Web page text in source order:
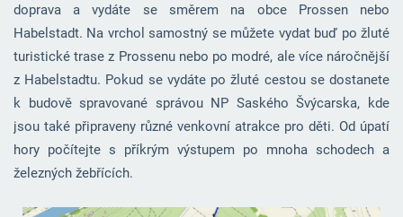
doprava a vydáte se směrem na obce Prossen nebo
Habelstadt. Na vrchol samostný se můžete vydat buď po žluté
turistické trase z Prossenu nebo po modré, ale více náročnější
z Habelstadtu. Pokud se vydáte po žluté cestou se dostanete
k budově spravované správou NP Saského Švýcarska, kde
jsou také připraveny různé venkovní atrakce pro děti. Od úpatí
hory počítejte s příkrým výstupem po mnoha schodech a
železných žebřících.